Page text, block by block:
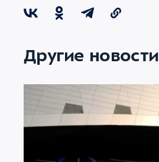
Другие новости